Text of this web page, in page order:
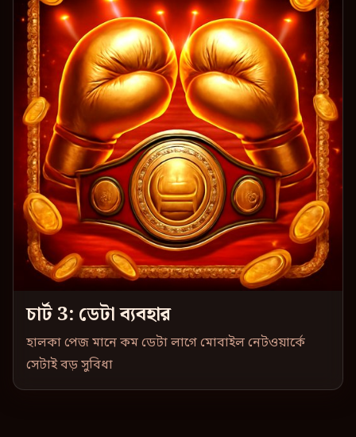
চার্ট 3: ডেটা ব্যবহার
হালকা পেজ মানে কম ডেটা লাগে মোবাইল নেটওয়ার্কে
সেটাই বড় সুবিধা